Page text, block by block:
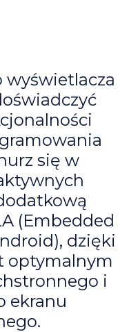
wyświetlacza
się w
(Embedded
dzięki
optymalnym
i
ekranu